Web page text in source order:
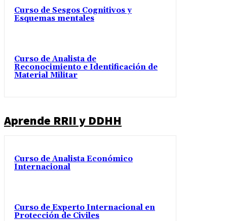
Curso de Sesgos Cognitivos y
Esquemas mentales
Curso de Analista de
Reconocimiento e Identificación de
Material Militar
Aprende RRII y DDHH
Curso de Analista Económico
Internacional
Curso de Experto Internacional en
Protección de Civiles